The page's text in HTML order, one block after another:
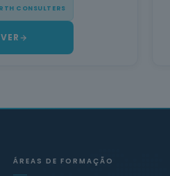
CONSULTERS
ÁREAS DE FORMAÇÃO